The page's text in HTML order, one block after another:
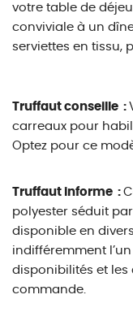
votre table de
conviviale à un
serviettes en tissu,
Truffaut conseille :
carreaux pour
Optez pour ce
Truffaut informe :
polyester séduit
disponible en
indifféremment
disponibilités et les
commande.